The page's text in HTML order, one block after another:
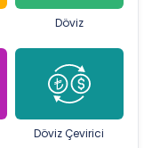
Döviz
Döviz Çevirici